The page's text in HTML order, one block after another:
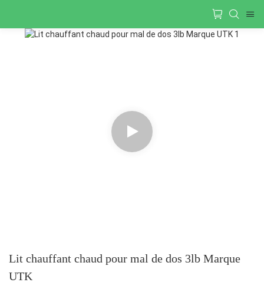
Lit chauffant chaud pour mal de dos 3lb Marque
UTK